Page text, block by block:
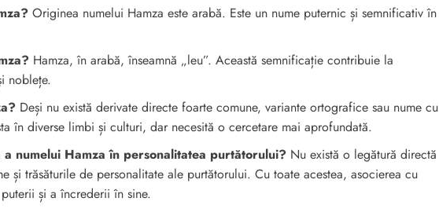
Originea numelui Hamza este arabă. Este un nume puternic și semnificativ în
Hamza, în arabă, înseamnă „leu”. Această semnificație contribuie la
noblețe.
Deși nu există derivate directe foarte comune, variante ortografice sau nume cu
în diverse limbi și culturi, dar necesită o cercetare mai aprofundată.
numelui Hamza în personalitatea purtătorului? Nu există o legătură directă
și trăsăturile de personalitate ale purtătorului. Cu toate acestea, asocierea cu
și a încrederii în sine.